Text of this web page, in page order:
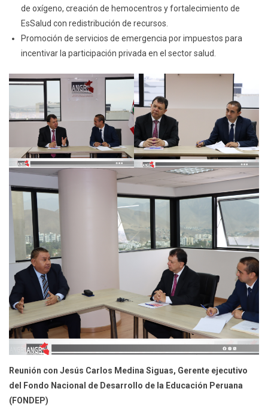
de oxígeno, creación de hemocentros y fortalecimiento de
EsSalud con redistribución de recursos.
Promoción de servicios de emergencia por impuestos para
incentivar la participación privada en el sector salud.
Reunión con Jesús Carlos Medina Siguas, Gerente ejecutivo
del Fondo Nacional de Desarrollo de la Educación Peruana
(FONDEP)